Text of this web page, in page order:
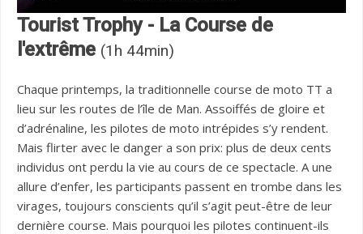
Tourist Trophy - La Course de
l'extrême (1h 44min)
Chaque printemps, la traditionnelle course de moto TT a
lieu sur les routes de l’île de Man. Assoiffés de gloire et
d’adrénaline, les pilotes de moto intrépides s’y rendent.
Mais flirter avec le danger a son prix: plus de deux cents
individus ont perdu la vie au cours de ce spectacle. A une
allure d’enfer, les participants passent en trombe dans les
virages, toujours conscients qu’il s’agit peut-être de leur
dernière course. Mais pourquoi les pilotes continuent-ils